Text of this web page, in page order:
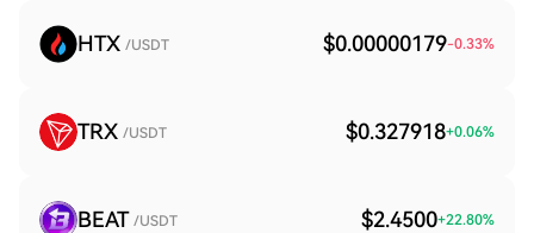
HTX /USDT $0.00000179-0.33%
TRX /USDT $0.327918+0.06%
BEAT /USDT $2.4500+22.80%